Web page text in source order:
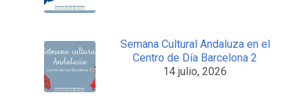
Semana Cultural Andaluza en el
Centro de Día Barcelona 2
14 julio, 2026